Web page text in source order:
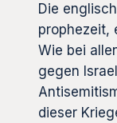
Die
prophezeit,
Wie bei
gegen
dieser